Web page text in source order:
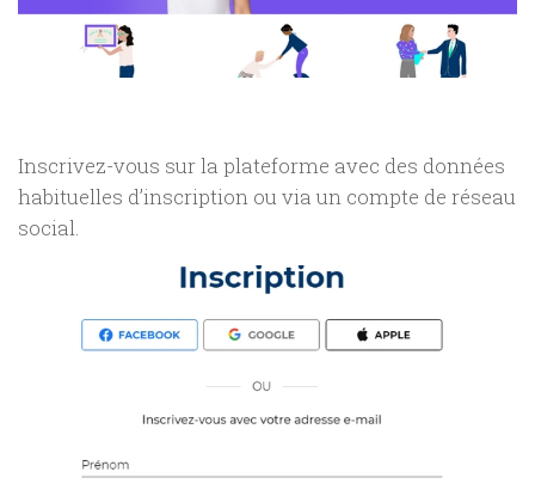
Inscrivez-vous sur la plateforme avec des données
habituelles d’inscription ou via un compte de réseau
social.